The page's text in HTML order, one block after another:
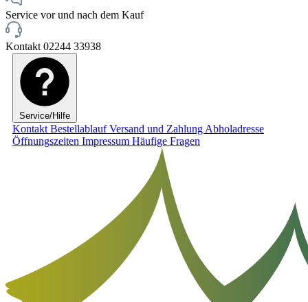
Service vor und nach dem Kauf
Kontakt 02244 33938
Service/Hilfe
Kontakt BestellablaufVersand und Zahlung Abholadresse
Öffnungszeiten Impressum Häufige Fragen